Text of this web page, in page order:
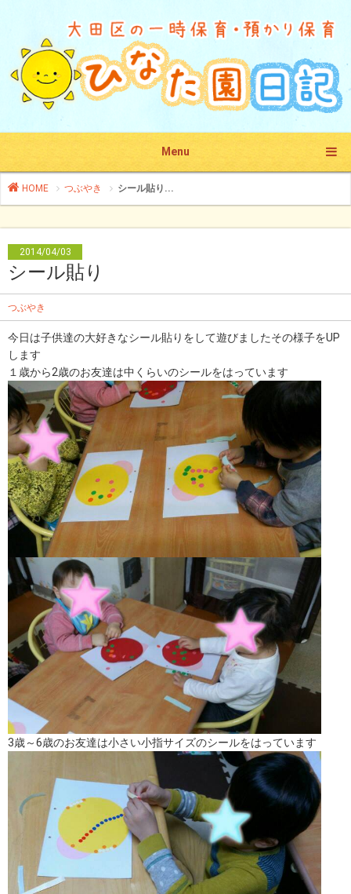
Menu
HOME つぶやき シール貼り...
2014/04/03
シール貼り
つぶやき
今日は子供達の大好きなシール貼りをして遊びましたその様子をUP
します
１歳から2歳のお友達は中くらいのシールをはっています
3歳～6歳のお友達は小さい小指サイズのシールをはっています